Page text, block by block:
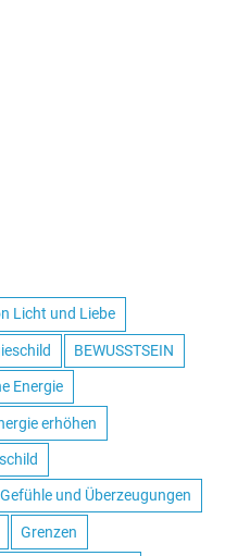
Licht und Liebe
BEWUSSTSEIN
Energie
erhöhen
Gefühle und Überzeugungen
Grenzen